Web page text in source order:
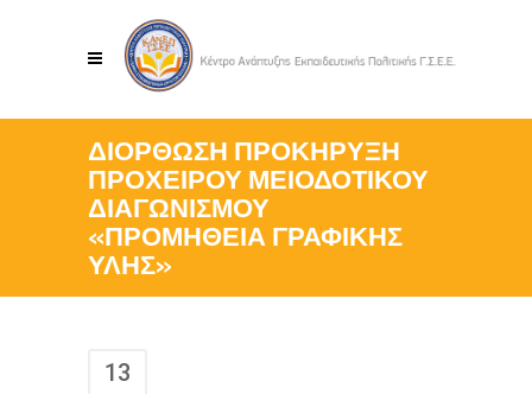
ΔΙΟΡΘΩΣΗ ΠΡΟΚΗΡΥΞΗ
ΠΡΟΧΕΙΡΟΥ ΜΕΙΟΔΟΤΙΚΟΥ
ΔΙΑΓΩΝΙΣΜΟΥ
«ΠΡΟΜΗΘΕΙΑ ΓΡΑΦΙΚΗΣ
ΥΛΗΣ»
13